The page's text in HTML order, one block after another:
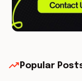
trending_up Popular